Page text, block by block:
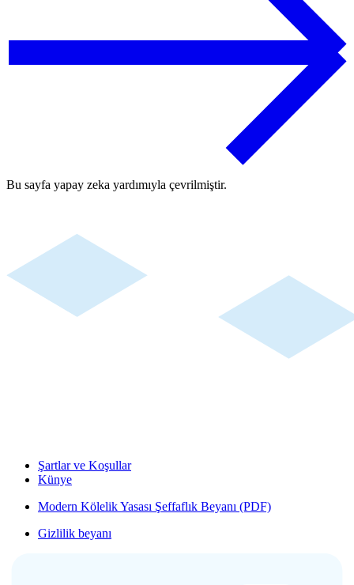
Bu sayfa yapay zeka yardımıyla çevrilmiştir.
Şartlar ve Koşullar
Künye
Modern Kölelik Yasası Şeffaflık Beyanı (PDF)
Gizlilik beyanı